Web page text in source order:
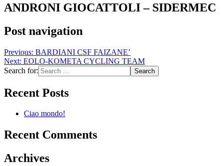
ANDRONI GIOCATTOLI – SIDERMEC
Post navigation
Previous: BARDIANI CSF FAIZANE’
Next: EOLO-KOMETA CYCLING TEAM
Search for:
Recent Posts
Ciao mondo!
Recent Comments
Archives